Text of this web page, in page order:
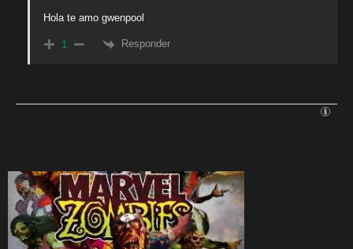
Hola te amo gwenpool
1 Responder